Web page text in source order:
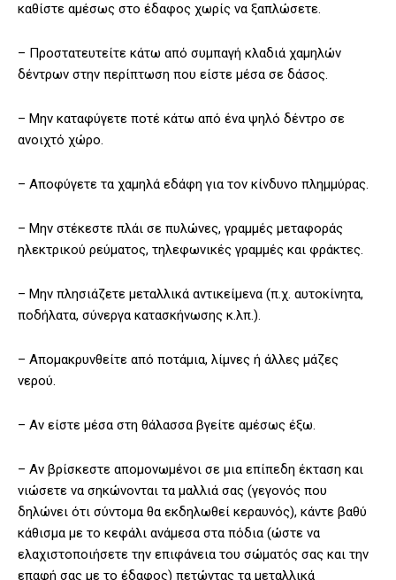
καθίστε αμέσως στο έδαφος χωρίς να ξαπλώσετε.
– Προστατευτείτε κάτω από συμπαγή κλαδιά χαμηλών
δέντρων στην περίπτωση που είστε μέσα σε δάσος.
– Μην καταφύγετε ποτέ κάτω από ένα ψηλό δέντρο σε
ανοιχτό χώρο.
– Αποφύγετε τα χαμηλά εδάφη για τον κίνδυνο πλημμύρας.
– Μην στέκεστε πλάι σε πυλώνες, γραμμές μεταφοράς
ηλεκτρικού ρεύματος, τηλεφωνικές γραμμές και φράκτες.
– Μην πλησιάζετε μεταλλικά αντικείμενα (π.χ. αυτοκίνητα,
ποδήλατα, σύνεργα κατασκήνωσης κ.λπ.).
– Απομακρυνθείτε από ποτάμια, λίμνες ή άλλες μάζες
νερού.
– Αν είστε μέσα στη θάλασσα βγείτε αμέσως έξω.
– Αν βρίσκεστε απομονωμένοι σε μια επίπεδη έκταση και
νιώσετε να σηκώνονται τα μαλλιά σας (γεγονός που
δηλώνει ότι σύντομα θα εκδηλωθεί κεραυνός), κάντε βαθύ
κάθισμα με το κεφάλι ανάμεσα στα πόδια (ώστε να
ελαχιστοποιήσετε την επιφάνεια του σώματός σας και την
επαφή σας με το έδαφος) πετώντας τα μεταλλικά